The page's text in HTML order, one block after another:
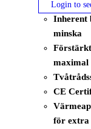
Login to
Inherent
minska
maximal
CE
för extra